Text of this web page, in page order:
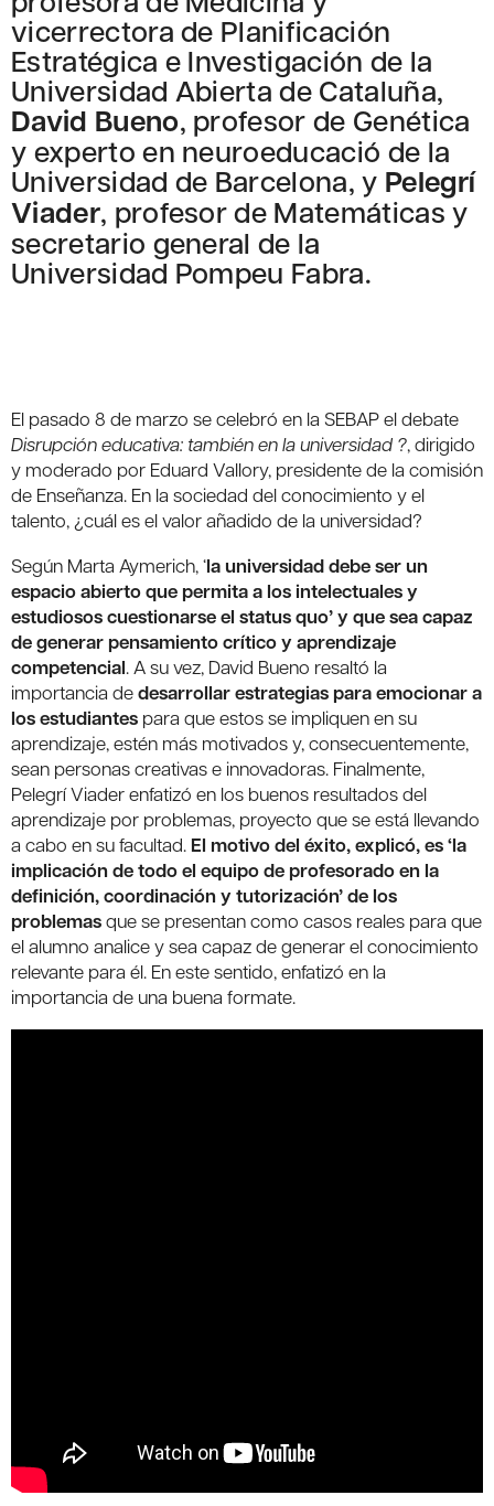
vicerrectora de Planificación
Estratégica e Investigación de la
Universidad Abierta de Cataluña,
David Bueno, profesor de Genética
y experto en neuroeducació de la
Universidad de Barcelona, y Pelegrí
Viader, profesor de Matemáticas y
secretario general de la
Universidad Pompeu Fabra.
El pasado 8 de marzo se celebró en la SEBAP el debate
Disrupción educativa: también en la universidad ?, dirigido
y moderado por Eduard Vallory, presidente de la comisión
de Enseñanza. En la sociedad del conocimiento y el
talento, ¿cuál es el valor añadido de la universidad?
Según Marta Aymerich, ‘la universidad debe ser un
espacio abierto que permita a los intelectuales y
estudiosos cuestionarse el status quo’ y que sea capaz
de generar pensamiento crítico y aprendizaje
competencial. A su vez, David Bueno resaltó la
importancia dedesarrollar estrategias para emocionar a
los estudiantes para que estos se impliquen en su
aprendizaje, estén más motivados y, consecuentemente,
sean personas creativas e innovadoras. Finalmente,
Pelegrí Viader enfatizó en los buenos resultados del
aprendizaje por problemas, proyecto que se está llevando
a cabo en su facultad. El motivo del éxito, explicó, es ‘la
implicación de todo el equipo de profesorado en la
definición, coordinación y tutorización’ de los
problemasque se presentan como casos reales para que
el alumno analice y sea capaz de generar el conocimiento
relevante para él. En este sentido, enfatizó en la
importancia de una buena formate.